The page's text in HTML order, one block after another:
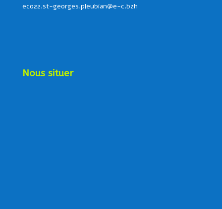
eco22.st-georges.pleubian@e-c.bzh
Nous situer